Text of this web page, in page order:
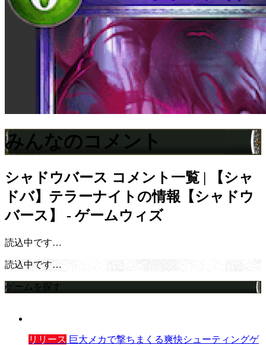
みんなのコメント
シャドウバース コメント一覧 | 【シャ
ドバ】テラーナイトの情報【シャドウ
バース】 - ゲームウィズ
読込中です…
読込中です…
ゲームを探す
リリース 巨大メカで撃ちまくる爽快シューティングゲ